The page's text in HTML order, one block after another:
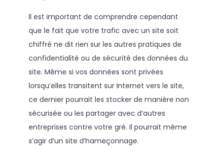
Il est important de comprendre cependant
que le fait que votre trafic avec un site soit
chiffré ne dit rien sur les autres pratiques de
confidentialité ou de sécurité des données du
site. Même si vos données sont privées
lorsqu’elles transitent sur Internet vers le site,
ce dernier pourrait les stocker de manière non
sécurisée ou les partager avec d’autres
entreprises contre votre gré. Il pourrait même
s’agir d’un site d’hameçonnage.